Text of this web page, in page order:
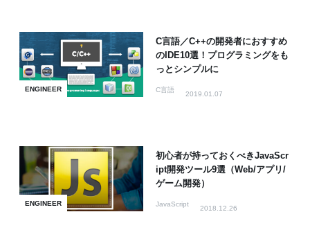
ENGINEER
C言語／C++の開発者におすすめ
のIDE10選！プログラミングをも
っとシンプルに
C言語
2019.01.07
ENGINEER
初心者が持っておくべきJavaScr
ipt開発ツール9選（Web/アプリ/
ゲーム開発）
JavaScript
2018.12.26